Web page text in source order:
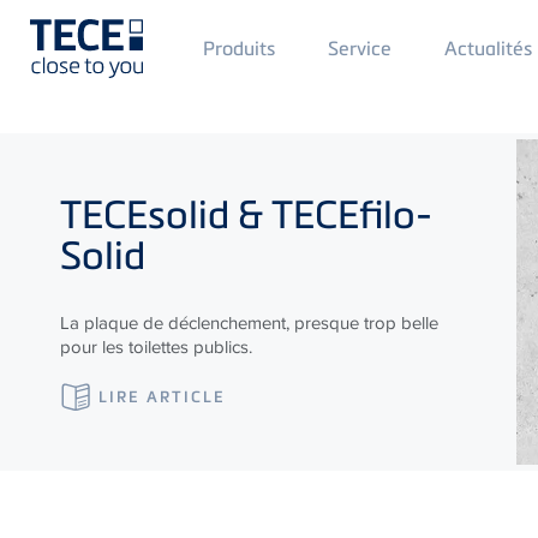
Main
Menü
Produits Service Actualités
TECEsolid &TECEfilo-
Solid
La plaque de déclenchement, presque trop belle
pour les toilettes publics.
LIRE ARTICLE